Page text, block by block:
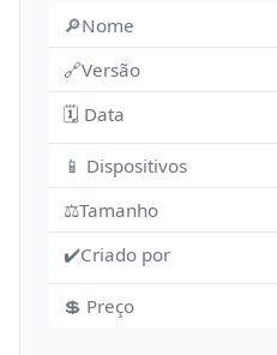
🔎Nome
🔗Versão
🗓 Data
📱 Dispositivos
⚖️Tamanho
✔️Criado por
💲 Preço